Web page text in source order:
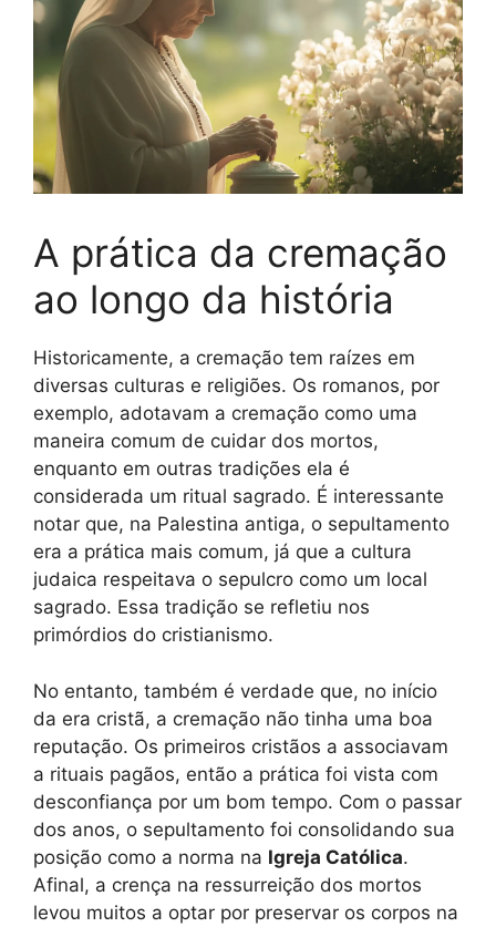
A prática da cremação
ao longo da história
Historicamente, a cremação tem raízes em
diversas culturas e religiões. Os romanos, por
exemplo, adotavam a cremação como uma
maneira comum de cuidar dos mortos,
enquanto em outras tradições ela é
considerada um ritual sagrado. É interessante
notar que, na Palestina antiga, o sepultamento
era a prática mais comum, já que a cultura
judaica respeitava o sepulcro como um local
sagrado. Essa tradição se refletiu nos
primórdios do cristianismo.
No entanto, também é verdade que, no início
da era cristã, a cremação não tinha uma boa
reputação. Os primeiros cristãos a associavam
a rituais pagãos, então a prática foi vista com
desconfiança por um bom tempo. Com o passar
dos anos, o sepultamento foi consolidando sua
posição como a norma na Igreja Católica.
Afinal, a crença na ressurreição dos mortos
levou muitos a optar por preservar os corpos na